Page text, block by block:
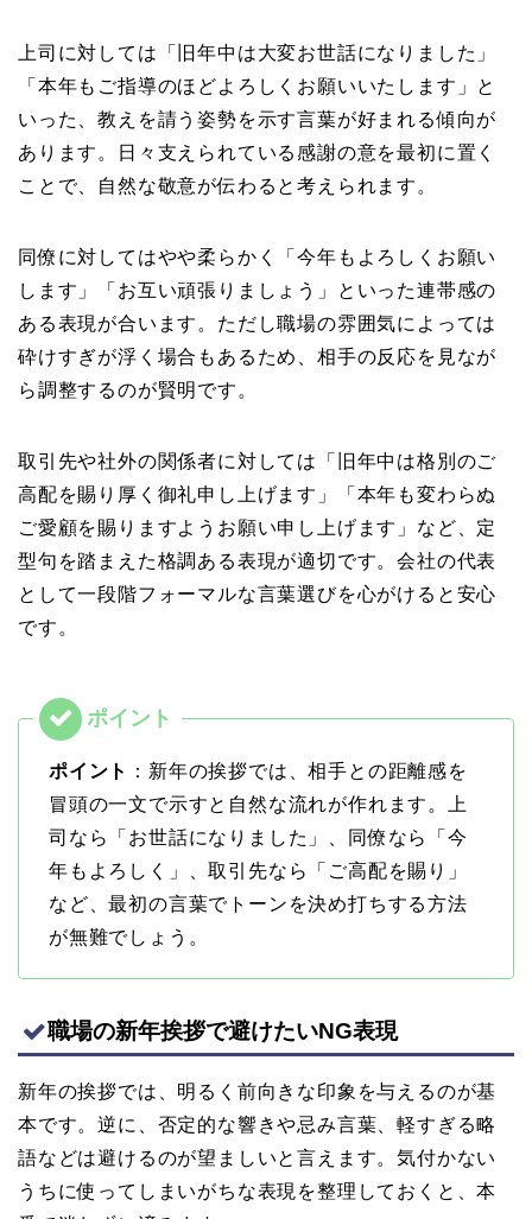
上司に対しては「旧年中は大変お世話になりました」
「本年もご指導のほどよろしくお願いいたします」と
いった、教えを請う姿勢を示す言葉が好まれる傾向が
あります。日々支えられている感謝の意を最初に置く
ことで、自然な敬意が伝わると考えられます。
同僚に対してはやや柔らかく「今年もよろしくお願い
します」「お互い頑張りましょう」といった連帯感の
ある表現が合います。ただし職場の雰囲気によっては
砕けすぎが浮く場合もあるため、相手の反応を見なが
ら調整するのが賢明です。
取引先や社外の関係者に対しては「旧年中は格別のご
高配を賜り厚く御礼申し上げます」「本年も変わらぬ
ご愛顧を賜りますようお願い申し上げます」など、定
型句を踏まえた格調ある表現が適切です。会社の代表
として一段階フォーマルな言葉選びを心がけると安心
です。
ポイント
：新年の挨拶では、相手との距離感を
冒頭の一文で示すと自然な流れが作れます。上
司なら「お世話になりました」、同僚なら「今
年もよろしく」、取引先なら「ご高配を賜り」
など、最初の言葉でトーンを決め打ちする方法
が無難でしょう。
職場の新年挨拶で避けたいNG表現
新年の挨拶では、明るく前向きな印象を与えるのが基
本です。逆に、否定的な響きや忌み言葉、軽すぎる略
語などは避けるのが望ましいと言えます。気付かない
うちに使ってしまいがちな表現を整理しておくと、本